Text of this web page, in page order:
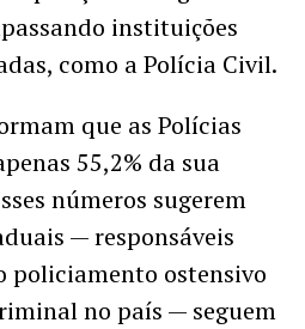
instituições
como a Polícia Civil.
que as Polícias
55,2% da sua
números sugerem
— responsáveis
policiamento ostensivo
no país — seguem